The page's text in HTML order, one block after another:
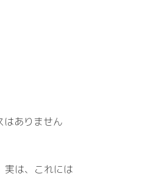
はありません
実は、これには